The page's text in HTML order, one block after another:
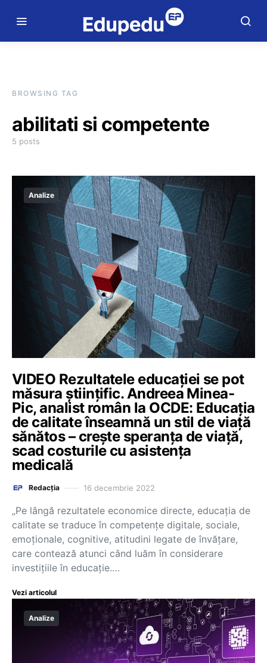
BROWSING TAG
abilitati si competente
5 posts
Analize
VIDEO Rezultatele educației se pot
măsura științific. Andreea Minea-
Pic, analist român la OCDE: Educația
de calitate înseamnă un stil de viață
sănătos – crește speranța de viață,
scad costurile cu asistența
medicală
Redacția 16 decembrie 2022
„Pe lângă rezultatele economice directe, educația de
calitate se traduce în competențe digitale, sociale,
emoționale, cognitive, atitudini legate de învățare,
care contează atunci când luăm în considerare
investițiile în educație.…
Vezi articolul
Analize